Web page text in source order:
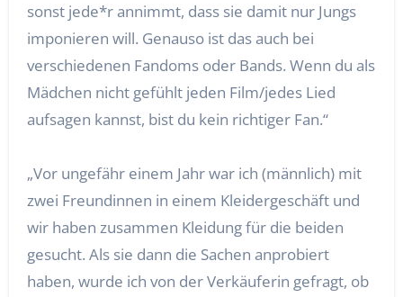
sonst jede*r annimmt, dass sie damit nur Jungs
imponieren will. Genauso ist das auch bei
verschiedenen Fandoms oder Bands. Wenn du als
Mädchen nicht gefühlt jeden Film/jedes Lied
aufsagen kannst, bist du kein richtiger Fan.“
„Vor ungefähr einem Jahr war ich (männlich) mit
zwei Freundinnen in einem Kleidergeschäft und
wir haben zusammen Kleidung für die beiden
gesucht. Als sie dann die Sachen anprobiert
haben, wurde ich von der Verkäuferin gefragt, ob